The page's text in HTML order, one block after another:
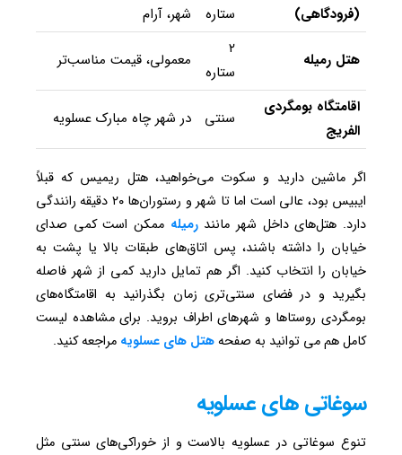
(فرودگاهی)
ستاره
شهر، آرام
هتل رمیله
۲
ستاره
معمولی، قیمت مناسب‌تر
اقامتگاه بومگردی
الفریج
سنتی در شهر چاه مبارک عسلویه
اگر ماشین دارید و سکوت می‌خواهید، هتل ریمیس که قبلاً
ایبیس بود،‌‌‌ عالی است اما تا شهر و رستوران‌ها ۲۰ دقیقه رانندگی
دارد. هتل‌های داخل شهر مانندرمیله ممکن است کمی صدای
خیابان را داشته باشند، پس اتاق‌های طبقات بالا یا پشت به
خیابان را انتخاب کنید. اگر هم تمایل دارید کمی از شهر فاصله
بگیرید و در فضای سنتی‌تری زمان بگذرانید به اقامتگاه‌های
بومگردی روستاها و شهرهای اطراف بروید. برای مشاهده لیست
کامل هم می توانید به صفحههتل های عسلویه مراجعه کنید.
سوغاتی های عسلویه
تنوع سوغاتی در عسلویه بالاست و از خوراکی‌های سنتی مثل